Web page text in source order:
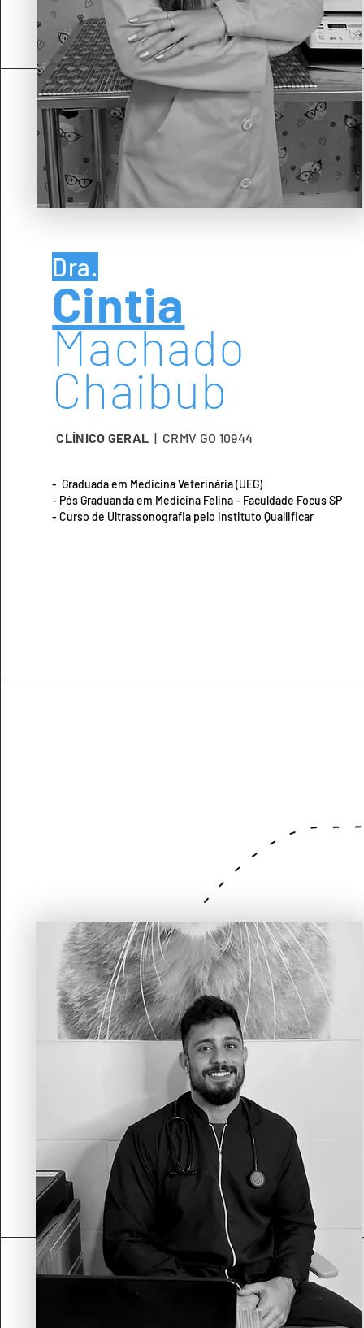
Dra.
Cintia
Machado
Chaibub
CLÍNICO GERAL | CRMV GO 10944
- Graduada em Medicina Veterinária (UEG)
- Pós Graduanda em Medicina Felina - Faculdade Focus SP
- Curso de Ultrassonografia pelo Instituto Quallificar